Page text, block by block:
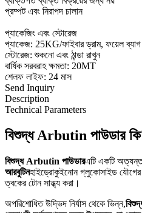
প্রম্পট এবং নিরাপদ চালান
প্যাকেজিং এবং স্টোরেজ
প্যাকেজ: 25KG/ফাইবার ড্রাম, ফয়েল ব্যাগ
স্টোরেজ: শুকনো এবং ঠান্ডা রাখুন
বার্ষিক সরবরাহ ক্ষমতা: 20MT
শেলফ লাইফ: 24 মাস
Send Inquiry
Description
Technical Parameters
বিশুদ্ধ Arbutin পাউডার
বিশুদ্ধ Arbutin পাউডারএটি একটি অত্যন্ত
আরবুটিনহাইড্রোকুইনোন গ্লুকোসাইড যৌগের
ত্বকের টোন সান্ধ্য করা।
অপরিশোধিত উদ্ভিদ নির্যাস থেকে ভিন্ন,